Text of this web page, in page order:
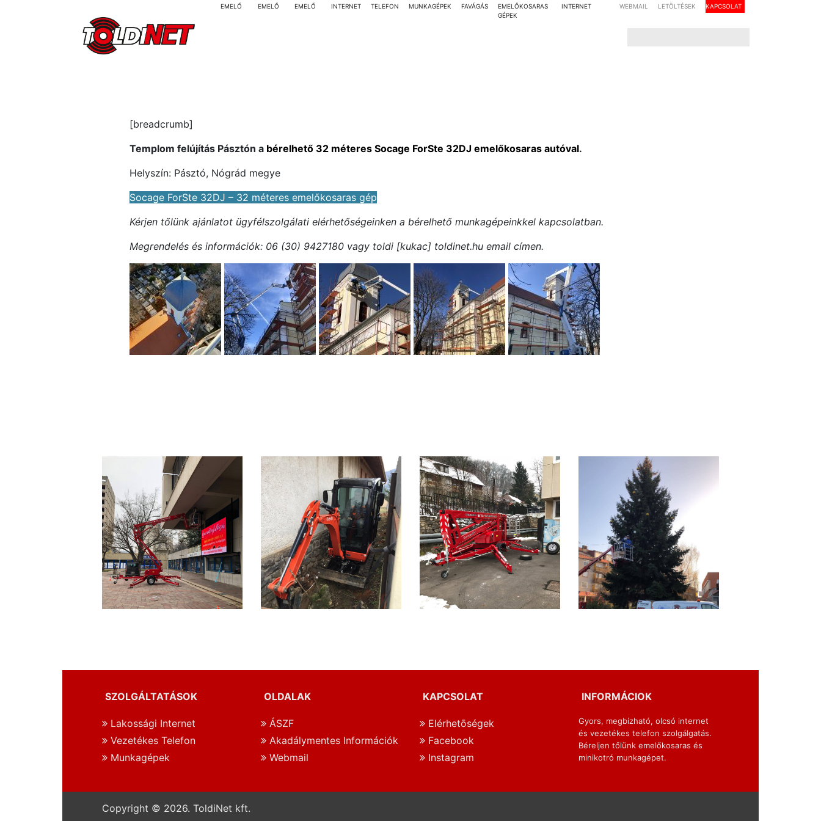
EMELŐ
EMELŐ
EMELŐ
INTERNET TELEFON MUNKAGÉPEK FAVÁGÁS
EMELŐKOSARAS
GÉPEK
INTERNET
WEBMAIL LETÖLTÉSEK KAPCSOLAT
[breadcrumb]
Templom felújítás Pásztón a bérelhető 32 méteres Socage ForSte 32DJ emelőkosaras autóval.
Helyszín: Pásztó, Nógrád megye
Socage ForSte 32DJ – 32 méteres emelőkosaras gép
Kérjen tőlünk ajánlatot ügyfélszolgálati elérhetőségeinken a bérelhető munkagépeinkkel kapcsolatban.
Megrendelés és információk: 06 (30) 9427180 vagy toldi [kukac] toldinet.hu email címen.
SZOLGÁLTATÁSOK
Lakossági Internet
Vezetékes Telefon
Munkagépek
OLDALAK
ÁSZF
Akadálymentes Információk
Webmail
KAPCSOLAT
Elérhetōségek
Facebook
Instagram
INFORMÁCIOK
Gyors, megbízható, olcsó internet
és vezetékes telefon szolgálgatás.
Béreljen tőlünk emelőkosaras és
minikotró munkagépet.
Copyright © 2026. ToldiNet kft.